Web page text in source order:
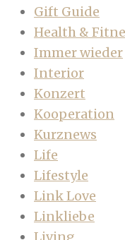
Gift Guide
Health &
Immer wieder
Interior
Konzert
Kooperation
Kurznews
Life
Lifestyle
Link Love
Linkliebe
Living